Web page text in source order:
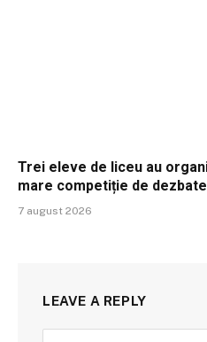
Trei eleve de liceu au
mare competiție de
7 august 2026
LEAVE A REPLY